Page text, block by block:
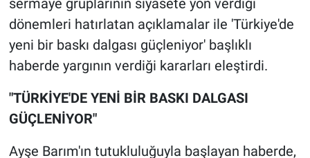
sermaye gruplarının siyasete yön verdiği
dönemleri hatırlatan açıklamalar ile 'Türkiye'de
yeni bir baskı dalgası güçleniyor' başlıklı
haberde yargının verdiği kararları eleştirdi.
"TÜRKİYE'DE YENİ BİR BASKI DALGASI
GÜÇLENİYOR"
Ayşe Barım'ın tutukluluğuyla başlayan haberde,
Nedir
Popüler
Programlar
Sağlık
Spor